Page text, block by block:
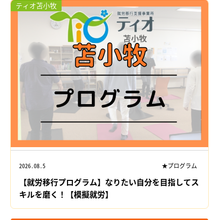
ティオ苫小牧
2026.08.5 ★プログラム
【就労移行プログラム】なりたい自分を目指してス
キルを磨く！【模擬就労】